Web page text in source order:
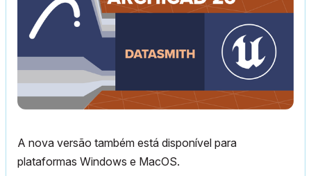
A nova versão também está disponível para
plataformas Windows e MacOS.